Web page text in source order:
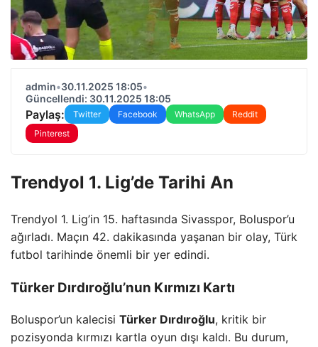
admin•30.11.2025 18:05•
Güncellendi: 30.11.2025 18:05
Paylaş: Twitter Facebook WhatsApp
Reddit
Pinterest
Trendyol 1. Lig’de Tarihi An
Trendyol 1. Lig’in 15. haftasında Sivasspor, Boluspor’u
ağırladı. Maçın 42. dakikasında yaşanan bir olay, Türk
futbol tarihinde önemli bir yer edindi.
Türker Dırdıroğlu’nun Kırmızı Kartı
Boluspor’un kalecisi Türker Dırdıroğlu, kritik bir
pozisyonda kırmızı kartla oyun dışı kaldı. Bu durum,